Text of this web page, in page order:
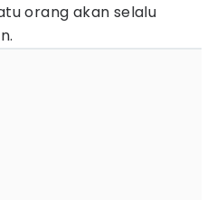
orang akan selalu